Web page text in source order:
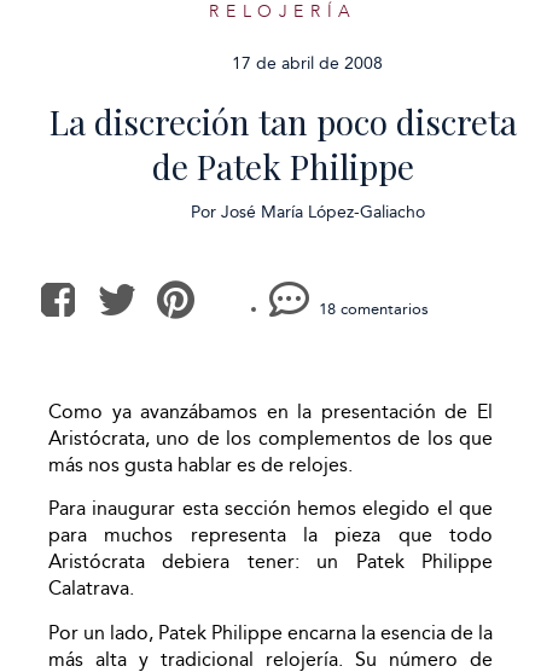
RELOJERÍA
17 de abril de 2008
La discreción tan poco discreta
de Patek Philippe
Por José María López-Galiacho
18 comentarios
Como ya avanzábamos en la presentación de El
Aristócrata, uno de los complementos de los que
más nos gusta hablar es de relojes.
Para inaugurar esta sección hemos elegido el que
para muchos representa la pieza que todo
Aristócrata debiera tener: un Patek Philippe
Calatrava.
Por un lado, Patek Philippe encarna la esencia de la
más alta y tradicional relojería. Su número de